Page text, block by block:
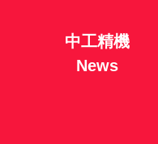
中工精機
News